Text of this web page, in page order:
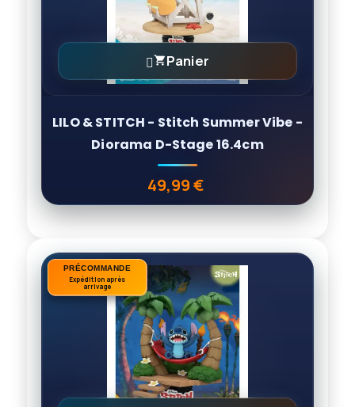
Panier
LILO & STITCH - Stitch Summer Vibe -
Diorama D-Stage 16.4cm
Prix
49,99 €
PRÉCOMMANDE
Expédition après
arrivage
PRÉCOMMANDE
Expédition après
arrivage